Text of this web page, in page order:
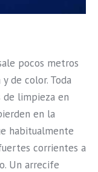
pocos metros
de color. Toda
de limpieza en
en la
habitualmente
corrientes a
Un arrecife